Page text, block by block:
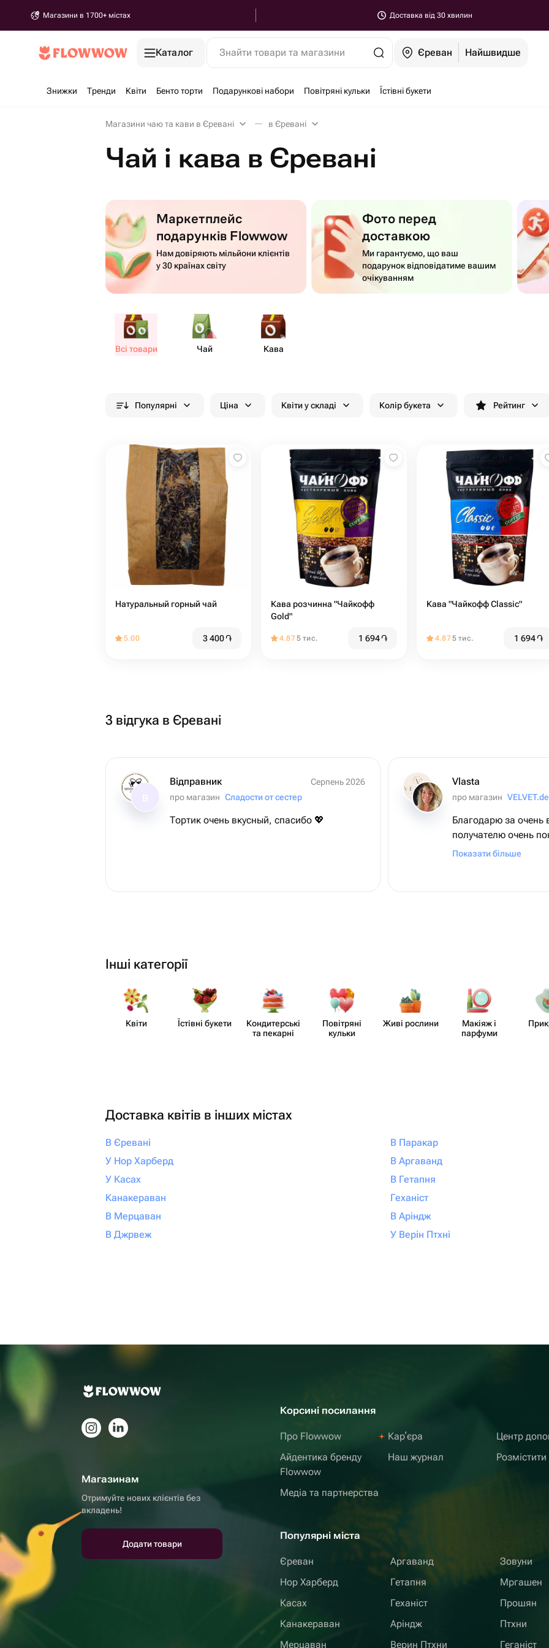
Магазини в 1700+ містах Доставка від 30 хвилин
Каталог Знайти товари та магазини Єреван Найшвидше
Знижки Тренди Квіти Бенто торти Подарункові набори Повітряні кульки Їстівні букети
Магазини чаю та кави в Єревані в Єревані
Чай і кава в Єревані
Маркетплейс
подарунків Flowwow
Нам довіряють мільйони клієнтів
у 30 країнах світу
Фото перед
доставкою
Ми гарантуємо, що ваш
подарунок відповідатиме вашим
очікуванням
Всі товари Чай Кава
Популярні Ціна Квіти у складі Колір букета Рейтинг
Натуральный горный чай
5.00 3 400֏
Кава розчинна "Чайкофф
Gold"
4.875 тис. 1 694֏
Кава "Чайкофф Classic"
4.875 тис. 1 694֏
3 відгука в Єревані
Відправник
Серпень 2026
про магазин Сладости от сестер
Тортик очень вкусный, спасибо 💖
Vlasta
про магазин
Благодарю за очень
получателю очень
вопрос по
Показати більше
Інші категорії
Квіти Їстівні букети
Кондит​ерські
та пекарні
Повітряні
кульки
Живі рослини
Макіяж і
парфуми
Доставка квітів в інших містах
В Єревані
У Нор Харберд
У Касах
Канакераван
В Мерцаван
В Джрвеж
В Паракар
В Аргаванд
В Гетапня
Геханіст
В Аріндж
У Верін Птхні
Магазинам
Отримуйте нових клієнтів без
вкладень!
Додати товари
Корсині посилання
Про Flowwow
Айдентика бренду
Flowwow
Медіа та партнерства
Карʼєра
Наш журнал
Центр
Популярні міста
Єреван
Нор Харберд
Касах
Канакераван
Мерцаван
Аргаванд
Гетапня
Геханіст
Аріндж
Верин Птхни
Зовуни
Мргашен
Прошян
Птхни
Геганіст